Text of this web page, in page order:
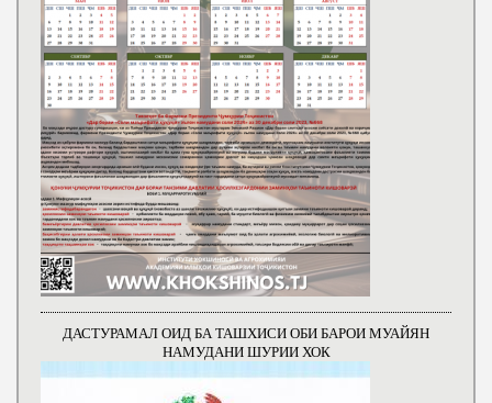
ДАСТУРАМАЛ ОИД БА ТАШХИСИ ОБИ БАРОИ МУАЙЯН
НАМУДАНИ ШУРИИ ХОК